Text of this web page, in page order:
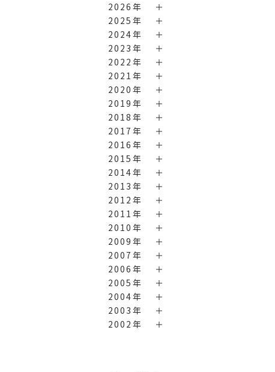
2026年
2025年
2024年
2023年
2022年
2021年
2020年
2019年
2018年
2017年
2016年
2015年
2014年
2013年
2012年
2011年
2010年
2009年
2007年
2006年
2005年
2004年
2003年
2002年